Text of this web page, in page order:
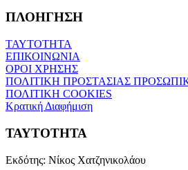
ΠΛΟΗΓΗΣΗ
ΤΑΥΤΟΤΗΤΑ
ΕΠΙΚΟΙΝΩΝΙΑ
ΟΡΟΙ ΧΡΗΣΗΣ
ΠΟΛΙΤΙΚΗ ΠΡΟΣΤΑΣΙΑΣ
ΠΟΛΙΤΙΚΗ COOKIES
Κρατική Διαφήμιση
ΤΑΥΤΟΤΗΤΑ
Εκδότης: Νίκος Χατζηνικολάου